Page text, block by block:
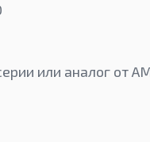
или аналог от